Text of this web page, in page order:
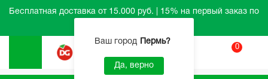
Бесплатная доставка от 15.000 руб. | 15% на первый заказ по
Ваш город Пермь?
Да, верно
0